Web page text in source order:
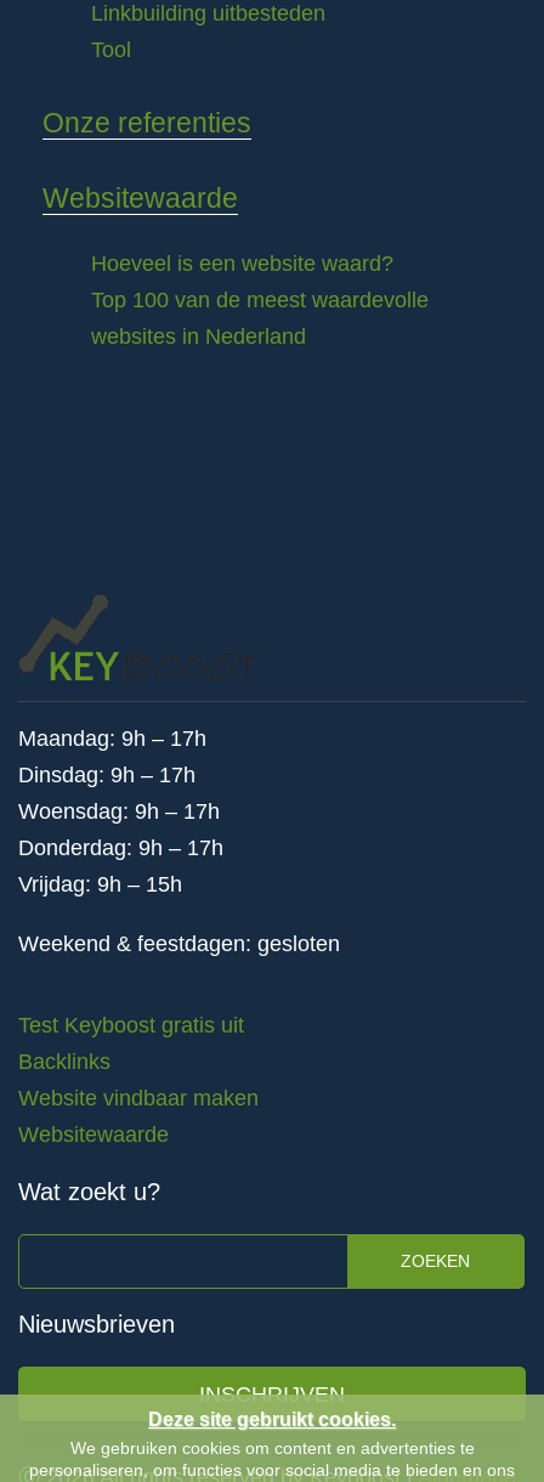
Linkbuilding uitbesteden
Tool
Onze referenties
Websitewaarde
Hoeveel is een website waard?
Top 100 van de meest waardevolle
websites in Nederland
Maandag: 9h – 17h
Dinsdag: 9h – 17h
Woensdag: 9h – 17h
Donderdag: 9h – 17h
Vrijdag: 9h – 15h
Weekend & feestdagen: gesloten
Test Keyboost gratis uit
Backlinks
Website vindbaar maken
Websitewaarde
Wat zoekt u?
ZOEKEN
Nieuwsbrieven
INSCHRIJVEN
Deze site gebruikt cookies.
We gebruiken cookies om content en advertenties te
personaliseren, om functies voor social media te bieden en ons